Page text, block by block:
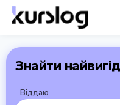
Знайти
Віддаю